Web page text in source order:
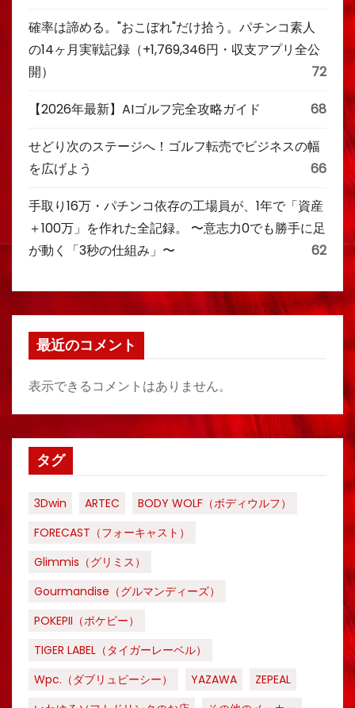
確率は諦める。"おこぼれ"だけ拾う。パチンコ素人
の14ヶ月実戦記録（+1,769,346円・収支アプリ全公
開）
72
【2026年最新】AIゴルフ完全攻略ガイド 68
せどり次のステージへ！ゴルフ転売でビジネスの幅
を広げよう
66
手取り16万・パチンコ依存の工場員が、1年で「資産
＋100万」を作れた全記録。 〜意志力0でも勝手に足
が動く「3秒の仕組み」〜
62
最近のコメント
表示できるコメントはありません。
タグ
3Dwin ARTEC
BODY WOLF（ボディウルフ）
FORECAST（フォーキャスト）
Glimmis（グリミス）
Gourmandise（グルマンディーズ）
POKEPII（ポケピー）
TIGER LABEL（タイガーレーベル）
Wpc.（ダブリュピーシー）
YAZAWA
ZEPEAL